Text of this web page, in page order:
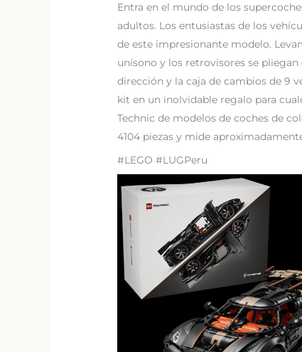
Entra en el mundo de los
adultos. Los entusiastas de los
de este impresionante modelo.
unísono y los retrovisores se
dirección y la caja de cambios de 9
kit en un inolvidable regalo para
Technic de modelos de coches de
4104 piezas y mide
#LEGO #LUGPeru